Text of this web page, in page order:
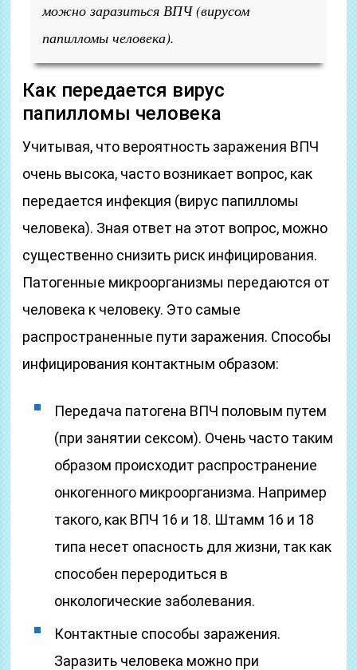
можно заразиться ВПЧ (вирусом
папилломы человека).
Как передается вирус
папилломы человека
Учитывая, что вероятность заражения ВПЧ
очень высока, часто возникает вопрос, как
передается инфекция (вирус папилломы
человека). Зная ответ на этот вопрос, можно
существенно снизить риск инфицирования.
Патогенные микроорганизмы передаются от
человека к человеку. Это самые
распространенные пути заражения. Способы
инфицирования контактным образом:
Передача патогена ВПЧ половым путем
(при занятии сексом). Очень часто таким
образом происходит распространение
онкогенного микроорганизма. Например
такого, как ВПЧ 16 и 18. Штамм 16 и 18
типа несет опасность для жизни, так как
способен переродиться в
онкологические заболевания.
Контактные способы заражения.
Заразить человека можно при